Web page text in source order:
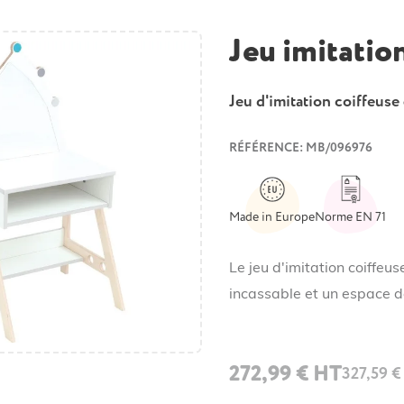
Jeu
Jeu d'imitation coiffeuse
RÉFÉRENCE: MB/096976
Made in EuropeNorme EN 71
Le jeu d'imitation
incassable et un espace
272,99 € HT327,59